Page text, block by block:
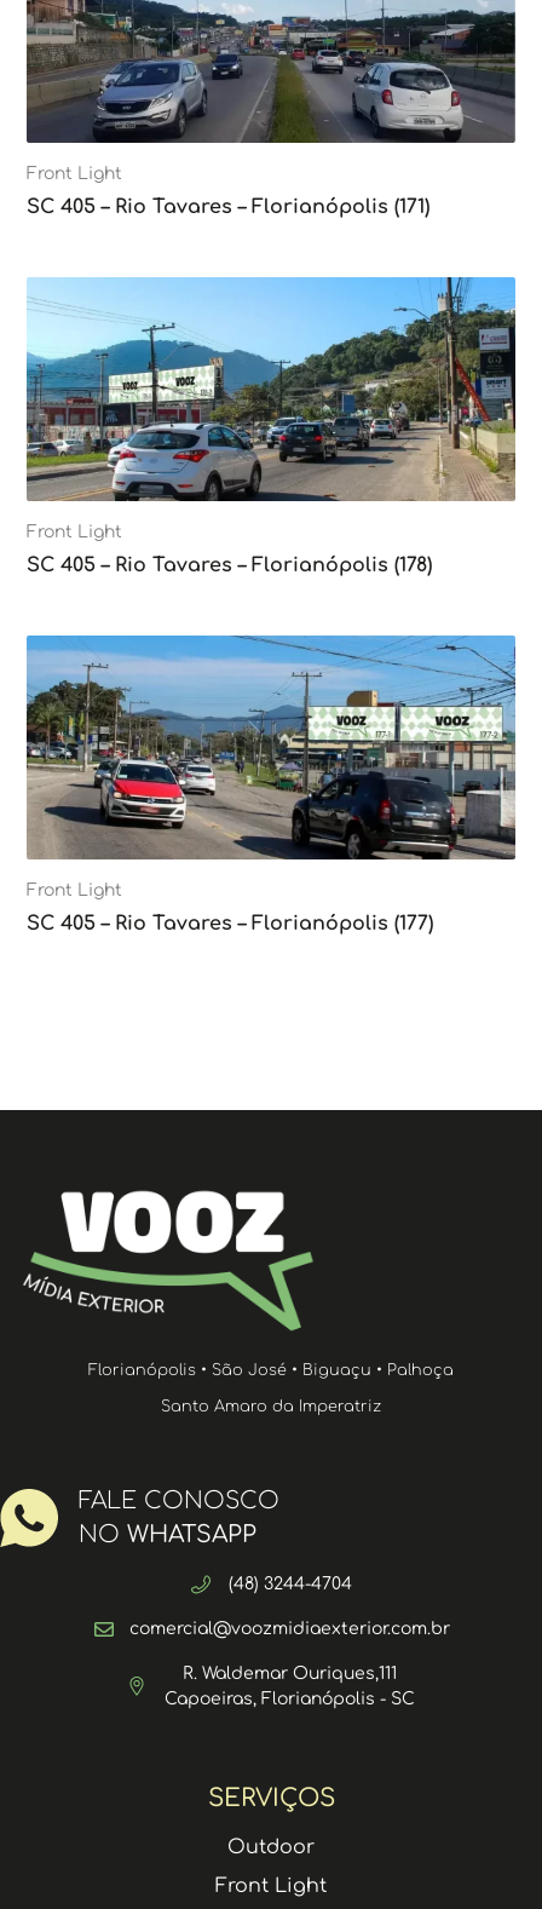
Front Light
SC 405 – Rio Tavares – Florianópolis (171)
Front Light
SC 405 – Rio Tavares – Florianópolis (178)
Front Light
SC 405 – Rio Tavares – Florianópolis (177)
SERVIÇOS
Outdoor
Front Light
Florianópolis • São José • Biguaçu • Palhoça
Santo Amaro da Imperatriz
FALE CONOSCO
NO WHATSAPP
(48) 3244-4704
comercial@voozmidiaexterior.com.br
R. Waldemar Ouriques,111
Capoeiras, Florianópolis - SC